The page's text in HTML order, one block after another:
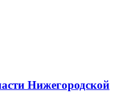
Нижегородской